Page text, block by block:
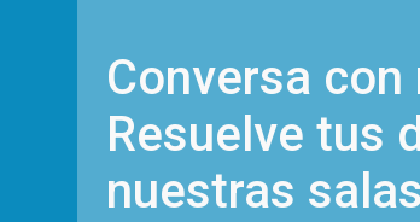
Conversa
Resuelve tus
nuestras